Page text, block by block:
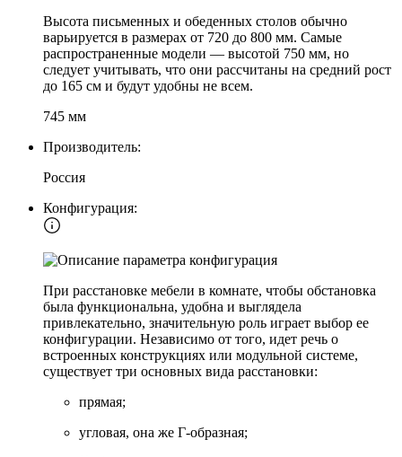
Высота письменных и обеденных столов обычно
варьируется в размерах от 720 до 800 мм. Самые
распространенные модели — высотой 750 мм, но
следует учитывать, что они рассчитаны на средний рост
до 165 см и будут удобны не всем.
745 мм
Производитель:
Россия
Конфигурация:
При расстановке мебели в комнате, чтобы обстановка
была функциональна, удобна и выглядела
привлекательно, значительную роль играет выбор ее
конфигурации. Независимо от того, идет речь о
встроенных конструкциях или модульной системе,
существует три основных вида расстановки:
прямая;
угловая, она же Г-образная;